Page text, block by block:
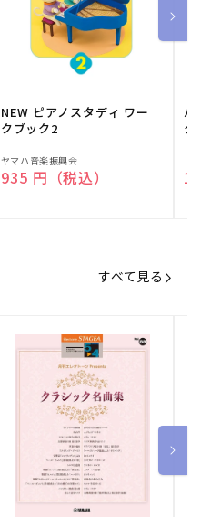
NEW ピアノスタディ ワー
クブック2
販
売
ヤマハ音楽振興会
通常価格
935 円（税込）
バ
ク
売
すべて見る